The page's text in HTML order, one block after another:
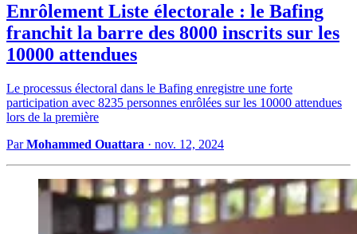
Enrôlement Liste électorale : le Bafing
franchit la barre des 8000 inscrits sur les
10000 attendues
Le processus électoral dans le Bafing enregistre une forte
participation avec 8235 personnes enrôlées sur les 10000 attendues
lors de la première
ParMohammed Ouattara · nov. 12, 2024